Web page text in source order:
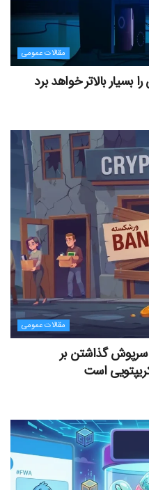
مقالات عمومی
بسیار بالاتر خواهد برد
مقالات عمومی
سرپوش گذاشتن بر
است